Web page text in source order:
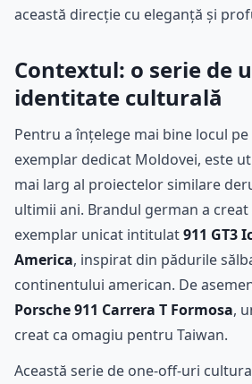
această direcție cu eleganță și
Contextul: o serie de
identitate culturală
Pentru a înțelege mai bine locul
exemplar dedicat Moldovei, este
mai larg al proiectelor similare
ultimii ani. Brandul german a
exemplar unicat intitulat911 GT3
America, inspirat din pădurile
continentului american. De
Porsche 911 Carrera T Formosa,
creat ca omagiu pentru Taiwan.
Această serie de one-off-uri